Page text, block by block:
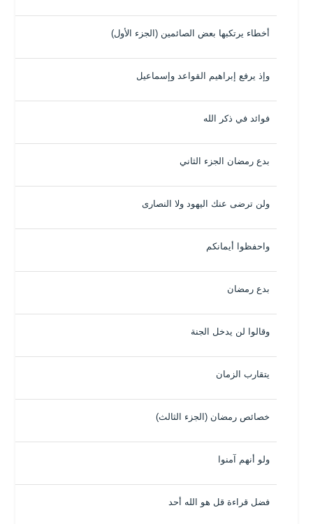
أخطاء يرتكبها بعض الصائمين (الجزء الأول)
وإذ يرفع إبراهيم القواعد وإسماعيل
فوائد في ذكر الله
بدع رمضان الجزء الثاني
ولن ترضى عنك اليهود ولا النصارى
واحفظوا أيمانكم
بدع رمضان
وقالوا لن يدخل الجنة
يتقارب الزمان
خصائص رمضان (الجزء الثالث)
ولو أنهم آمنوا
فضل قراءة قل هو الله أحد